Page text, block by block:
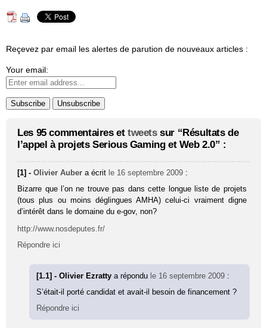
Reçevez par email les alertes de parution de nouveaux articles :
Your email:
Les 95 commentaires et tweetssur “Résultats de
l’appel à projets Serious Gaming et Web 2.0” :
[1] -Olivier Auber a écrit le 16 septembre 2009 :
Bizarre que l’on ne trouve pas dans cette longue liste de projets
(tous plus ou moins déglingues AMHA) celui-ci vraiment digne
d’intérêt dans le domaine du e-gov, non?
http://www.nosdeputes.fr/
Répondre ici
[1.1] - Olivier Ezrattya répondu le 16 septembre 2009 :
S’était-il porté candidat et avait-il besoin de financement ?
Répondre ici